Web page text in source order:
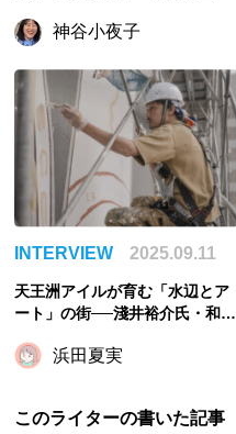
行ってきた！
神谷小夜子
INTERVIEW 2025.09.11
天王洲アイルが育む「水辺とア
ート」の街──淺井裕介氏・和田
浜田夏実
このライターの書いた記事